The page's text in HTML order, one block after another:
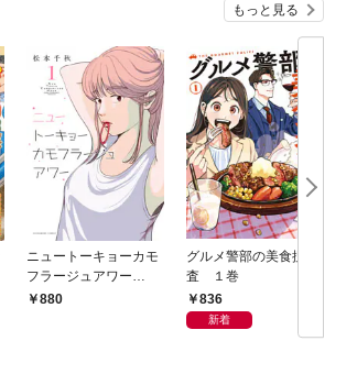
もっと見る
ニュートーキョーカモ
フラージュアワー
（1）
880
グルメ警部の美食捜
査 １巻
836
新着